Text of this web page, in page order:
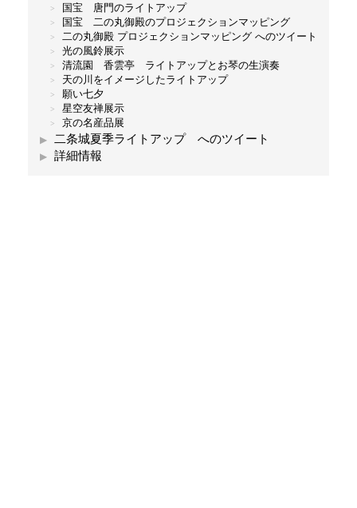
国宝 唐門のライトアップ
国宝 二の丸御殿のプロジェクションマッピング
二の丸御殿 プロジェクションマッピング へのツイート
光の風鈴展示
清流園 香雲亭 ライトアップとお琴の生演奏
天の川をイメージしたライトアップ
願い七夕
星空友禅展示
京の名産品展
二条城夏季ライトアップ へのツイート
詳細情報